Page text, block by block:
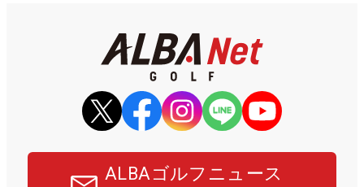
ALBAゴルフニュース